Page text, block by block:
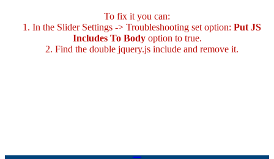
To fix it you can:
1. In the Slider Settings -> Troubleshooting set option: Put JS
Includes To Bodyoption to true.
2. Find the double jquery.js include and remove it.